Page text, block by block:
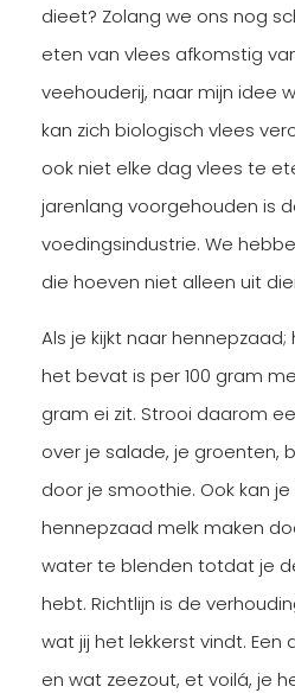
dieet? Zolang we ons nog
eten van vlees afkomstig
veehouderij, naar mijn idee
kan zich biologisch vlees
ook niet elke dag vlees te
jarenlang voorgehouden is
voedingsindustrie. We
die hoeven niet alleen uit
Als je kijkt naar
het bevat is per 100 gram
gram ei zit. Strooi daarom
over je salade, je groenten,
door je smoothie. Ook kan
hennepzaad melk maken
water te blenden totdat je
hebt. Richtlijn is de
wat jij het lekkerst vindt.
en wat zeezout, et voilá, je